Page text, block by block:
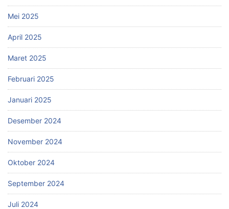
Mei 2025
April 2025
Maret 2025
Februari 2025
Januari 2025
Desember 2024
November 2024
Oktober 2024
September 2024
Juli 2024